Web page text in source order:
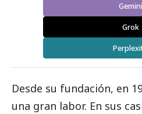
Gemini
Grok
Desde su fundación, en
una gran labor. En sus